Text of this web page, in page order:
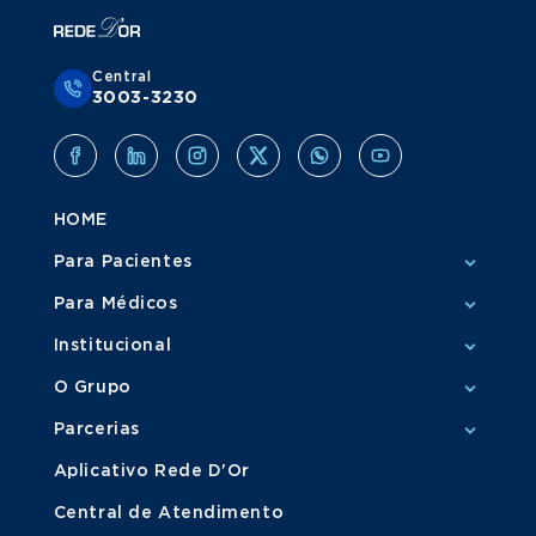
Central
3003-3230
HOME
Para Pacientes
Para Médicos
Institucional
O Grupo
Parcerias
Aplicativo Rede D'Or
Central de Atendimento